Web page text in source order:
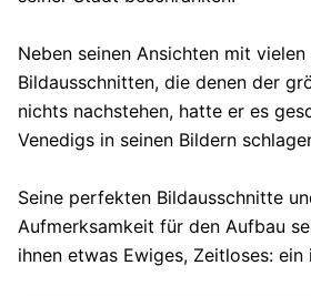
Neben seinen Ansichten mit
Bildausschnitten, die denen der
nichts nachstehen, hatte er es
Venedigs in seinen Bildern
Seine perfekten Bildausschnitte
Aufmerksamkeit für den Aufbau
ihnen etwas Ewiges, Zeitloses: ein